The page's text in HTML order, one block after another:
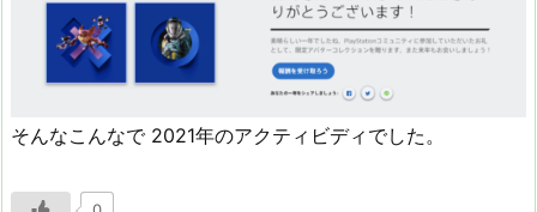
そんなこんなで 2021年のアクティビディでした。